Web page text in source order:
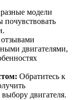
модели
почувствовать
отзывами
двигателями,
Обратитесь к
двигателя.